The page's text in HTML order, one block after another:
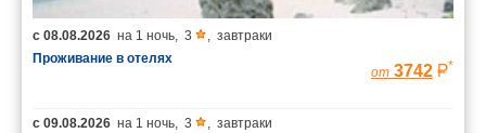
с 08.08.2026 на 1 ночь, 3 , завтраки
Проживание в отелях
от 3742 *
с 09.08.2026 на 1 ночь, 3 , завтраки